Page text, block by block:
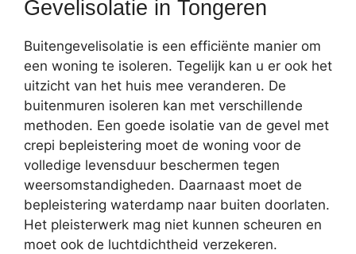
Gevelisolatie in Tongeren
Buitengevelisolatie is een efficiënte manier om
een woning te isoleren. Tegelijk kan u er ook het
uitzicht van het huis mee veranderen. De
buitenmuren isoleren kan met verschillende
methoden. Een goede isolatie van de gevel met
crepi bepleistering moet de woning voor de
volledige levensduur beschermen tegen
weersomstandigheden. Daarnaast moet de
bepleistering waterdamp naar buiten doorlaten.
Het pleisterwerk mag niet kunnen scheuren en
moet ook de luchtdichtheid verzekeren.